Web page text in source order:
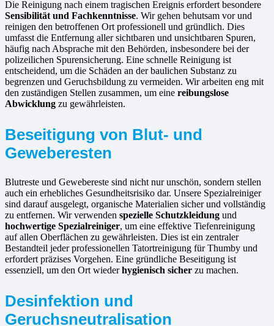
Die Reinigung nach einem tragischen Ereignis erfordert besondere
Sensibilität und Fachkenntnisse. Wir gehen behutsam vor und
reinigen den betroffenen Ort professionell und gründlich. Dies
umfasst die Entfernung aller sichtbaren und unsichtbaren Spuren,
häufig nach Absprache mit den Behörden, insbesondere bei der
polizeilichen Spurensicherung. Eine schnelle Reinigung ist
entscheidend, um die Schäden an der baulichen Substanz zu
begrenzen und Geruchsbildung zu vermeiden. Wir arbeiten eng mit
den zuständigen Stellen zusammen, um eine reibungslose
Abwicklung zu gewährleisten.
Beseitigung von Blut- und
Geweberesten
Blutreste und Gewebereste sind nicht nur unschön, sondern stellen
auch ein erhebliches Gesundheitsrisiko dar. Unsere Spezialreiniger
sind darauf ausgelegt, organische Materialien sicher und vollständig
zu entfernen. Wir verwenden spezielle Schutzkleidung und
hochwertige Spezialreiniger, um eine effektive Tiefenreinigung
auf allen Oberflächen zu gewährleisten. Dies ist ein zentraler
Bestandteil jeder professionellen Tatortreinigung für Thumby und
erfordert präzises Vorgehen. Eine gründliche Beseitigung ist
essenziell, um den Ort wiederhygienisch sicher zu machen.
Desinfektion und
Geruchsneutralisation